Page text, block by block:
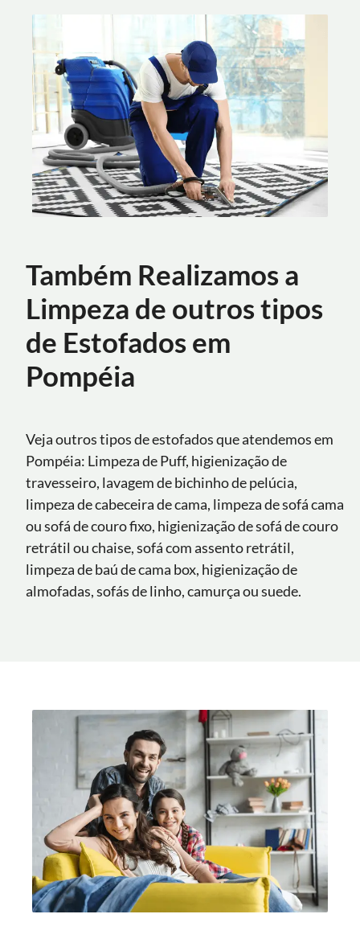
Também Realizamos a
Limpeza de outros tipos
de Estofados em
Pompéia
Veja outros tipos de estofados que atendemos em
Pompéia: Limpeza de Puff, higienização de
travesseiro, lavagem de bichinho de pelúcia,
limpeza de cabeceira de cama, limpeza de sofá cama
ou sofá de couro fixo, higienização de sofá de couro
retrátil ou chaise, sofá com assento retrátil,
limpeza de baú de cama box, higienização de
almofadas, sofás de linho, camurça ou suede.